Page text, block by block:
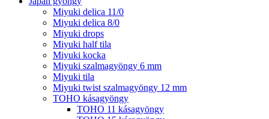
Miyuki delica 11/0
Miyuki delica 8/0
Miyuki drops
Miyuki half tila
Miyuki kocka
Miyuki szalmagyöngy 6 mm
Miyuki tila
Miyuki twist szalmagyöngy 12 mm
TOHO kásagyöngy
TOHO 11 kásagyöngy